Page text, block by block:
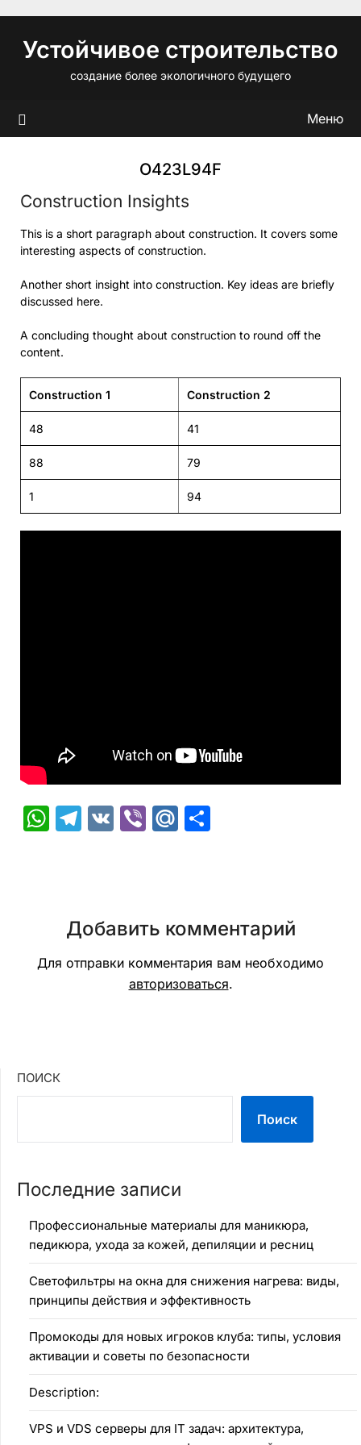
содержимому
Устойчивое строительство
создание более экологичного будущего
Меню
O423L94F
Construction Insights
This is a short paragraph about construction. It covers some
interesting aspects of construction.
Another short insight into construction. Key ideas are briefly
discussed here.
A concluding thought about construction to round off the
content.
Construction 1 Construction 2
48 41
88 79
1 94
WhatsApp
Telegram
VK ViberMail.Ru
Добавить комментарий
Для отправки комментария вам необходимо
авторизоваться.
ПОИСК
Поиск
Последние записи
Профессиональные материалы для маникюра,
педикюра, ухода за кожей, депиляции и ресниц
Светофильтры на окна для снижения нагрева: виды,
принципы действия и эффективность
Промокоды для новых игроков клуба: типы, условия
активации и советы по безопасности
Description:
VPS и VDS серверы для IT задач: архитектура,